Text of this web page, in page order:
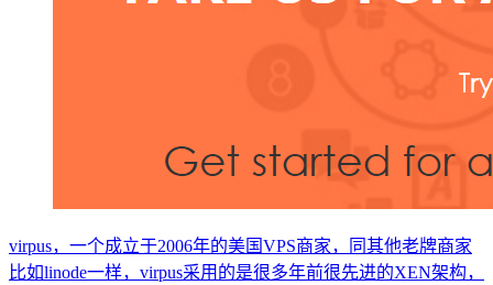
virpus，一个成立于2006年的美国VPS商家，同其他老牌商家
比如linode一样，virpus采用的是很多年前很先进的XEN架构，